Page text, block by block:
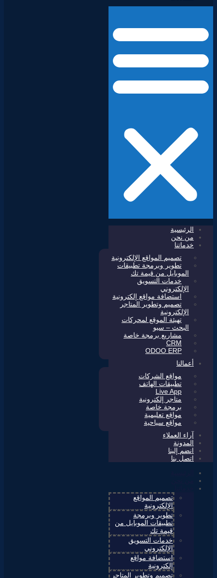
الرئيسية
من نحن
خدماتنا
تصميم المواقع الإلكترونية
تطوير وبرمجة تطبيقات
الموبايل من قيمة تك
خدمات التسويق
الإلكتروني
استضافة مواقع إلكترونية
تصميم وتطوير المتاجر
الإلكترونية
تهيئة الموقع لمحركات
البحث – سيو
مشاريع برمجة خاصة
CRM
ODOO ERP
أعمالنا
مواقع الشركات
تطبيقات الهاتف
Live App
متاجر إلكترونية
برمجة خاصة
مواقع تعليمية
مواقع سياحية
آراء العملاء
المدونة
انضم إلينا
اتصل بنا
تصميم المواقع
الإلكترونية
تطوير وبرمجة
تطبيقات الموبايل من
قيمة تك
خدمات التسويق
الإلكتروني
استضافة مواقع
إلكترونية
تصميم وتطوير المتاجر